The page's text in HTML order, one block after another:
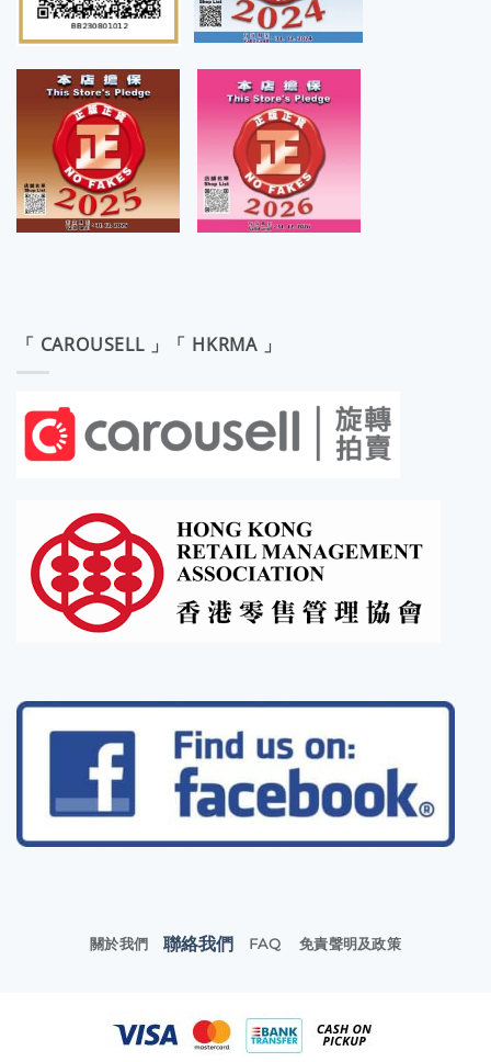
「 CAROUSELL 」「 HKRMA 」
關於我們 聯絡我們 FAQ 免責聲明及政策